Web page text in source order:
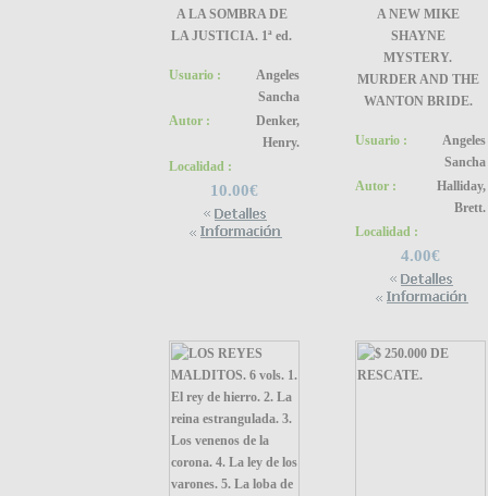
A LA SOMBRA DE
LA JUSTICIA. 1ª ed.
Usuario :
Angeles
Sancha
Autor :
Denker,
Henry.
Localidad :
10.00€
A NEW MIKE
SHAYNE
MYSTERY.
MURDER AND THE
WANTON BRIDE.
Usuario :
Angeles
Sancha
Autor :
Halliday,
Brett.
Localidad :
4.00€